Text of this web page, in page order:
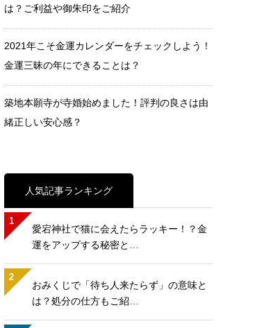
は？ご利益や御朱印をご紹介
2021年こそ金運カレンダーをチェックしよう！
金運三昧の年にできることは？
築地本願寺が寺婚始めました！評判の良さは由
緒正しい安心感？
人気記事ランキング
1
愛宕神社で猫に会えたらラッキー！？金
運をアップする秘密と…
2
おみくじで「待ち人来たらず」の意味と
は？処分の仕方もご紹…